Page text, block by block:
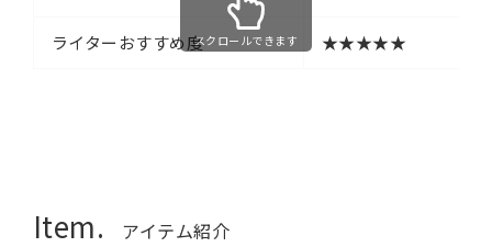
ライターおすすめ度 ★★★★★
スクロールできます
Item. アイテム紹介